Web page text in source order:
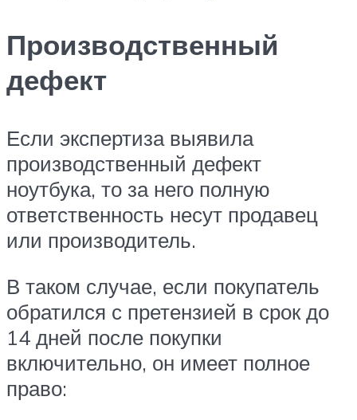
Производственный
дефект
Если экспертиза выявила
производственный дефект
ноутбука, то за него полную
ответственность несут продавец
или производитель.
В таком случае, если покупатель
обратился с претензией в срок до
14 дней после покупки
включительно, он имеет полное
право: